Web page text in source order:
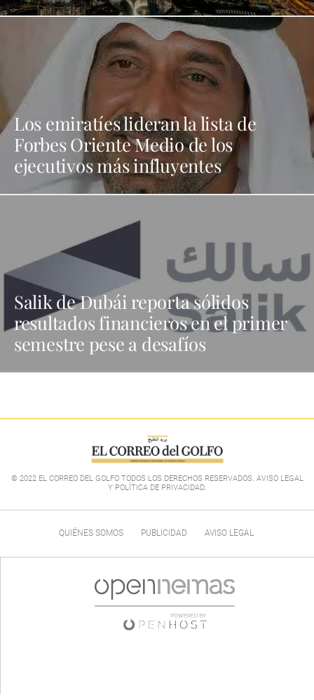
Los emiratíes lideran la lista de
Forbes Oriente Medio de los
ejecutivos más influyentes
Salik de Dubái reporta sólidos
resultados financieros en el primer
semestre pese a desafíos
© 2022 EL CORREO DEL GOLFO TODOS LOS DERECHOS RESERVADOS. AVISO LEGAL
Y POLÍTICA DE PRIVACIDAD.
QUIÉNES SOMOS PUBLICIDAD AVISO LEGAL